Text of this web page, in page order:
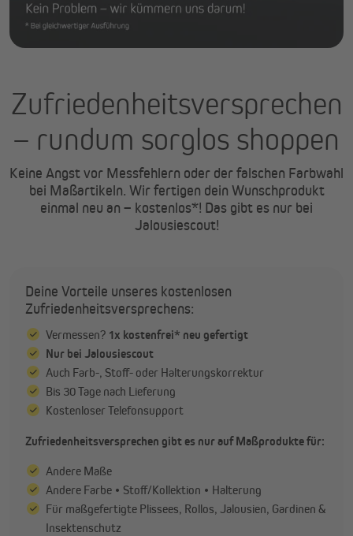
Zufriedenheitsversprechen
– rundum sorglos shoppen
Keine Angst vor Messfehlern oder der falschen Farbwahl
bei Maßartikeln. Wir fertigen dein Wunschprodukt
einmal neu an – kostenlos*! Das gibt es nur bei
Jalousiescout!
Deine Vorteile unseres kostenlosen
Zufriedenheitsversprechens:
Vermessen? 1x kostenfrei* neu gefertigt
Nur bei Jalousiescout
Auch Farb-, Stoff- oder Halterungskorrektur
Bis 30 Tage nach Lieferung
Kostenloser Telefonsupport
Zufriedenheitsversprechen gibt es nur auf Maßprodukte für:
Andere Maße
Andere Farbe • Stoff/Kollektion • Halterung
Für maßgefertigte Plissees, Rollos, Jalousien, Gardinen &
Insektenschutz